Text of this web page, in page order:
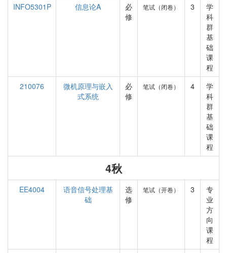
INFO5301P
信息论A
必
修
笔试（闭卷） 3
学
科
群
基
础
课
程
210076
微机原理与嵌入
式系统
必
修
笔试（闭卷） 4
学
科
群
基
础
课
程
4秋
EE4004
语音信号处理基
础
选
修
笔试（开卷） 3
专
业
方
向
课
程